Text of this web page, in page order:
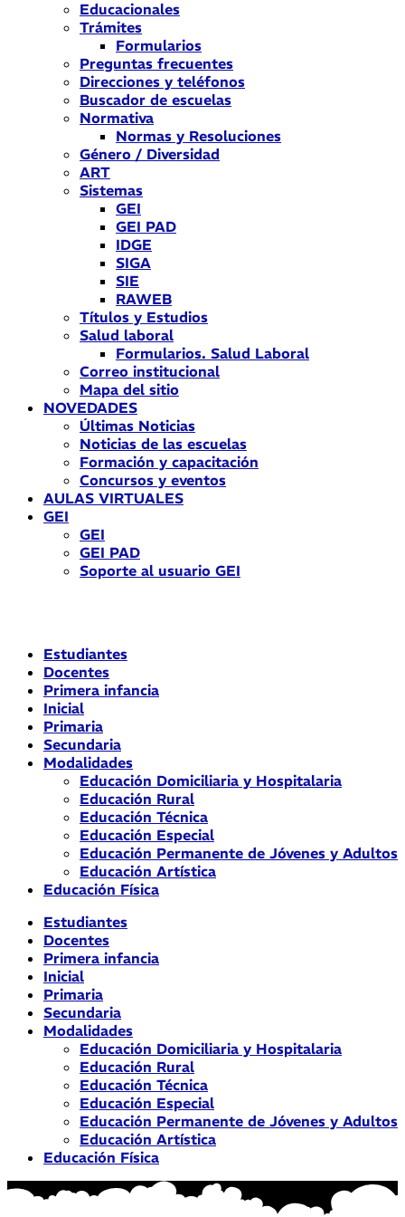
Educacionales
Trámites
Formularios
Preguntas frecuentes
Direcciones y teléfonos
Buscador de escuelas
Normativa
Normas y Resoluciones
Género / Diversidad
ART
Sistemas
GEI
GEI PAD
IDGE
SIGA
SIE
RAWEB
Títulos y Estudios
Salud laboral
Formularios. Salud Laboral
Correo institucional
Mapa del sitio
NOVEDADES
Últimas Noticias
Noticias de las escuelas
Formación y capacitación
Concursos y eventos
AULAS VIRTUALES
GEI
GEI
GEI PAD
Soporte al usuario GEI
Estudiantes
Docentes
Primera infancia
Inicial
Primaria
Secundaria
Modalidades
Educación Domiciliaria y Hospitalaria
Educación Rural
Educación Técnica
Educación Especial
Educación Permanente de Jóvenes y Adultos
Educación Artística
Educación Física
Estudiantes
Docentes
Primera infancia
Inicial
Primaria
Secundaria
Modalidades
Educación Domiciliaria y Hospitalaria
Educación Rural
Educación Técnica
Educación Especial
Educación Permanente de Jóvenes y Adultos
Educación Artística
Educación Física